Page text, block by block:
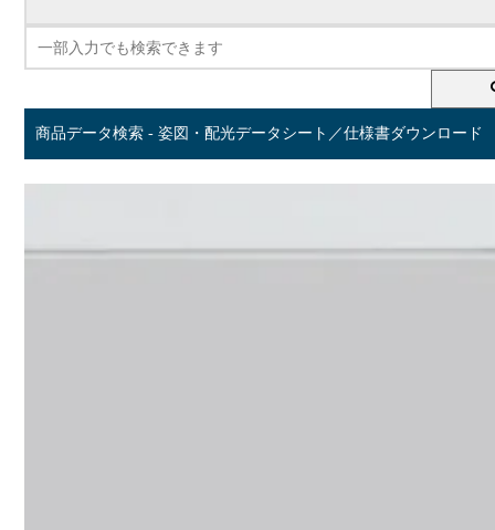
商品データ検索 - 姿図・配光データシート／仕様書ダウンロード